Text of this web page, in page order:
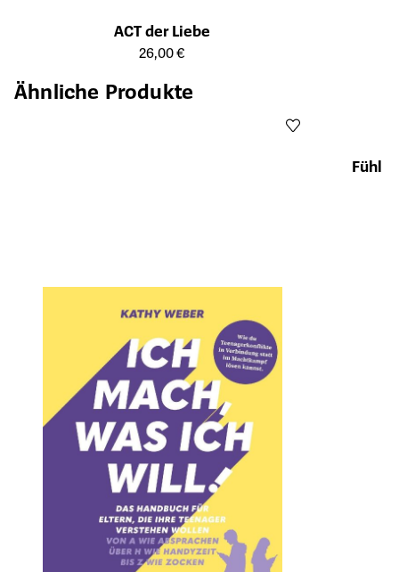
ACT der Liebe
Öffnet die Detailseite des Produkts
26,00 €
Ähnliche Produkte
Fühl